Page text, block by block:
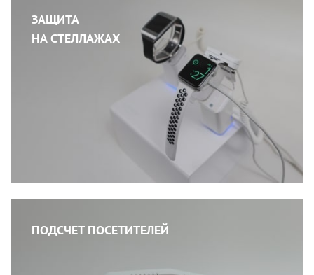
ЗАЩИТА
НА СТЕЛЛАЖАХ
ПОДСЧЕТ ПОСЕТИТЕЛЕЙ